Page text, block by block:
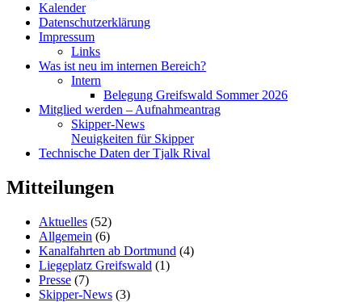
Kalender
Datenschutzerklärung
Impressum
Links
Was ist neu im internen Bereich?
Intern
Belegung Greifswald Sommer 2026
Mitglied werden – Aufnahmeantrag
Skipper-News
Neuigkeiten für Skipper
Technische Daten der Tjalk Rival
Mitteilungen
Aktuelles (52)
Allgemein (6)
Kanalfahrten ab Dortmund (4)
Liegeplatz Greifswald (1)
Presse (7)
Skipper-News (3)